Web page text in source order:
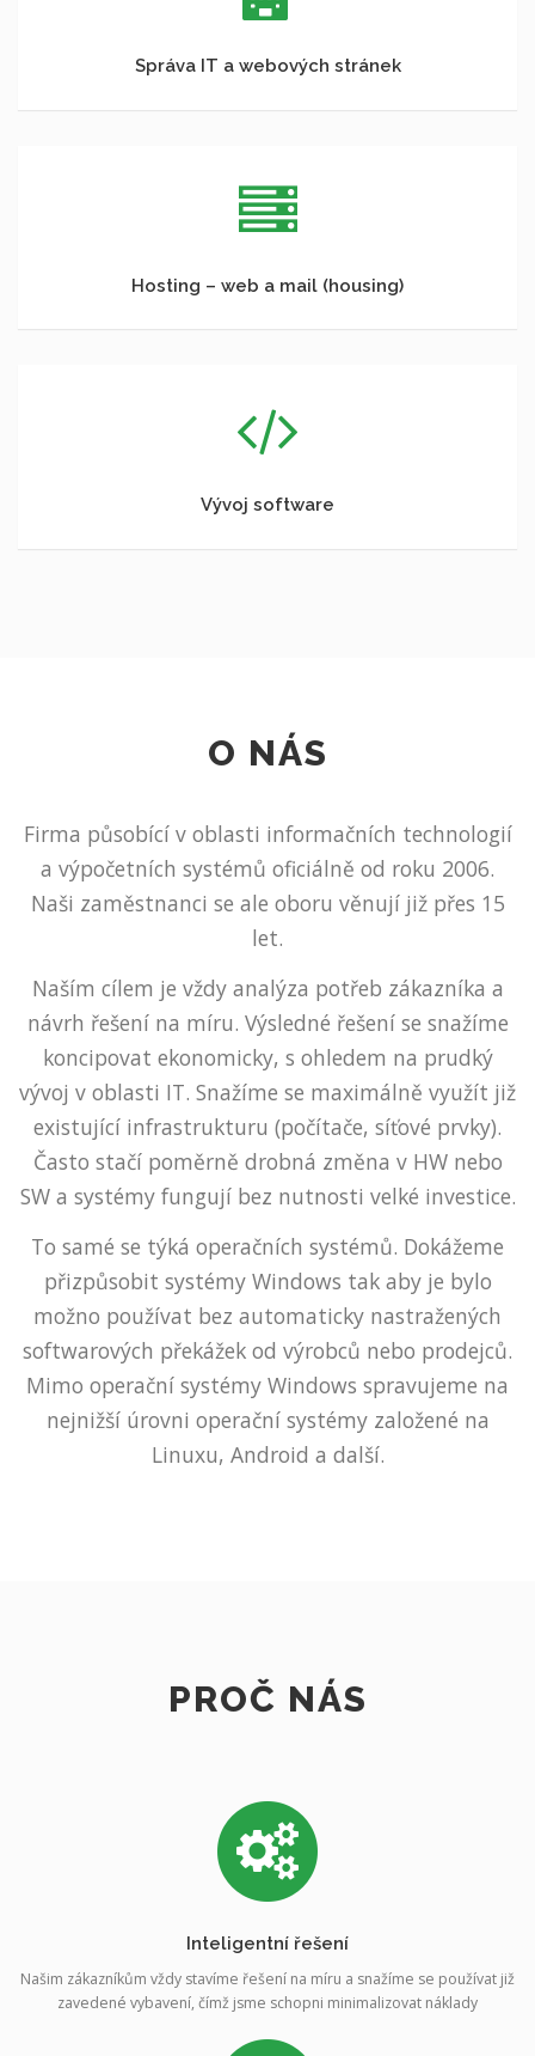
Správa IT a webových stránek
Hosting – web a mail (housing)
Vývoj software
O NÁS
Firma působící v oblasti informačních technologií
a výpočetních systémů oficiálně od roku 2006.
Naši zaměstnanci se ale oboru věnují již přes 15
let.
Naším cílem je vždy analýza potřeb zákazníka a
návrh řešení na míru. Výsledné řešení se snažíme
koncipovat ekonomicky, s ohledem na prudký
vývoj v oblasti IT. Snažíme se maximálně využít již
existující infrastrukturu (počítače, síťové prvky).
Často stačí poměrně drobná změna v HW nebo
SW a systémy fungují bez nutnosti velké investice.
To samé se týká operačních systémů. Dokážeme
přizpůsobit systémy Windows tak aby je bylo
možno používat bez automaticky nastražených
softwarových překážek od výrobců nebo prodejců.
Mimo operační systémy Windows spravujeme na
nejnižší úrovni operační systémy založené na
Linuxu, Android a další.
PROČ NÁS
Inteligentní řešení
Našim zákazníkům vždy stavíme řešení na míru a snažíme se používat již
zavedené vybavení, čímž jsme schopni minimalizovat náklady